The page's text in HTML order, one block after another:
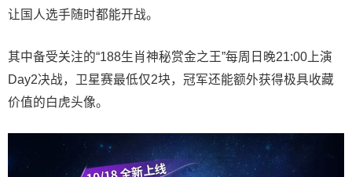
让国人选手随时都能开战。
其中备受关注的“188生肖神秘赏金之王”每周日晚21:00上演
Day2决战，卫星赛最低仅2块，冠军还能额外获得极具收藏
价值的白虎头像。